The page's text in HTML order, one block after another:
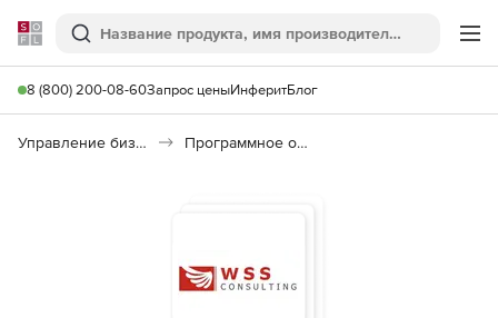
Softline
Поиск
8 (800) 200-08-60Запрос ценыИнферитБлог
Управление бизнесом, CRM/ERP Программное обеспечение для работы с документами